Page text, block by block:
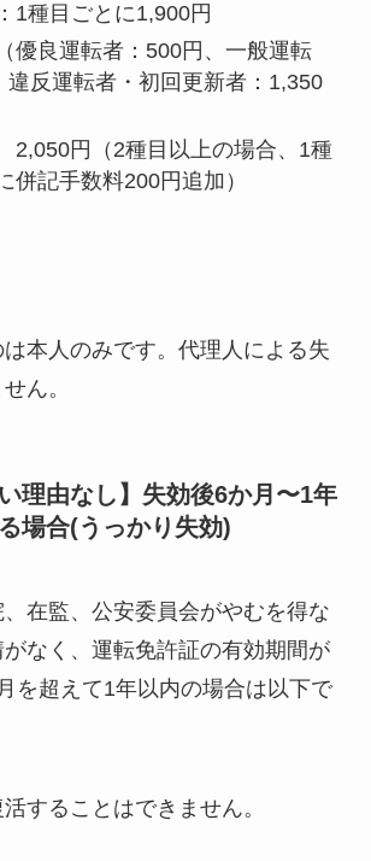
1種目ごとに1,900円
優良運転者：500円、一般運転
違反運転者・初回更新者：1,350
円（2種目以上の場合、1種
併記手数料200円追加）
本人のみです。代理人による失
ん。
理由なし】失効後6か月〜1年
場合(うっかり失効)
在監、公安委員会がやむを得な
なく、運転免許証の有効期間が
を超えて1年以内の場合は以下で
することはできません。